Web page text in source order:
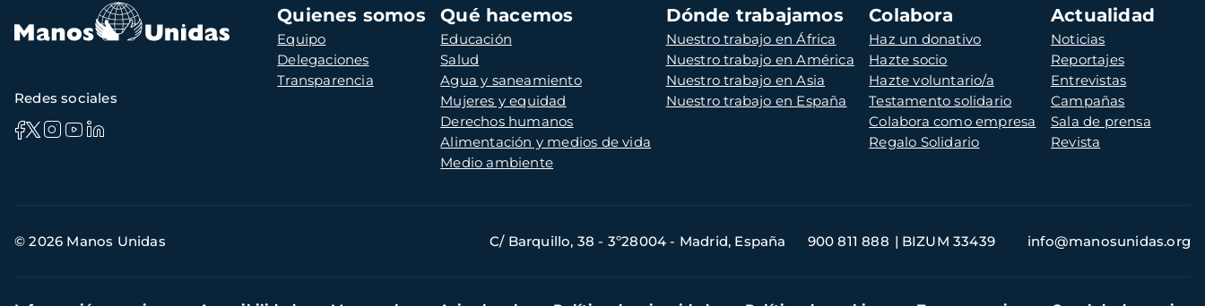
Navegación
principal
Quienes somos
Equipo
Delegaciones
Transparencia
Qué hacemos
Educación
Salud
Agua y saneamiento
Mujeres y equidad
Derechos humanos
Alimentación y medios de vida
Medio ambiente
Dónde trabajamos
Nuestro trabajo en África
Nuestro trabajo en América
Nuestro trabajo en Asia
Nuestro trabajo en España
Colabora
Haz un donativo
Hazte socio
Hazte voluntario/a
Testamento solidario
Colabora como empresa
Regalo Solidario
Actualidad
Noticias
Reportajes
Entrevistas
Campañas
Sala de prensa
Revista
Redes sociales
de
© 2026 Manos Unidas C/ Barquillo, 38 - 3º28004 - Madrid, España 900 811 888 BIZUM 33439 info@manosunidas.org